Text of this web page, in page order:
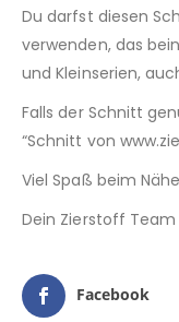
Du darfst diesen
verwenden, das
und Kleinserien,
Falls der Schnitt
“Schnitt von
Viel Spaß beim
Dein Zierstoff Team
Facebook